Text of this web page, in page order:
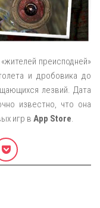
преисподней»
и дробовика до
лезвий. Дата
известно, что она
игр в App Store.